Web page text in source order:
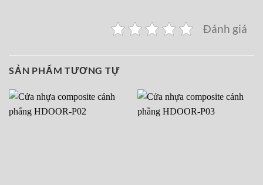
Đánh giá
SẢN PHẨM TƯƠNG TỰ